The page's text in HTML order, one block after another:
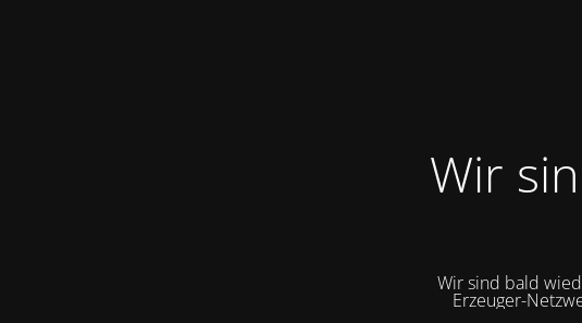
Wir
Wir sind bald
Erzeuger-